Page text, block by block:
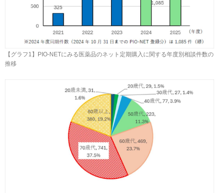
【グラフ1】PIO-NETにみる医薬品のネット定期購入に関する年度別相談件数の
推移